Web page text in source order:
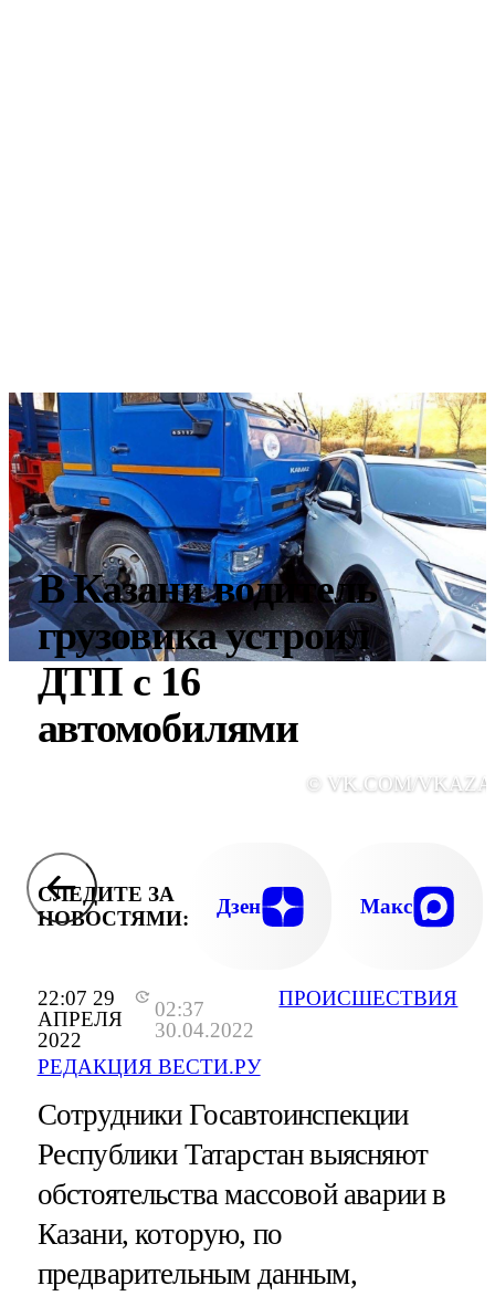
22:07 29
АПРЕЛЯ
2022
02:37
30.04.2022
РЕДАКЦИЯ ВЕСТИ.РУ
ПРОИСШЕСТВИЯ
В Казани водитель
грузовика устроил
ДТП с 16
автомобилями
© VK.COM/
СЛЕДИТЕ ЗА
НОВОСТЯМИ:
Дзен Макс
Сотрудники Госавтоинспекции
Республики Татарстан выясняют
обстоятельства массовой аварии в
Казани, которую, по
предварительным данным,